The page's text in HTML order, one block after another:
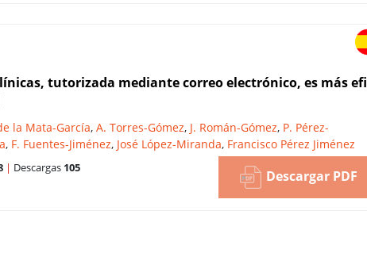
tutorizada mediante correo electrónico, es más efi
la Mata-García, A. Torres-Gómez, J. Román-Gómez, P. Pérez-
, F. Fuentes-Jiménez, José López-Miranda, Francisco Pérez Jiménez
| Descargas 105 Descargar PDF